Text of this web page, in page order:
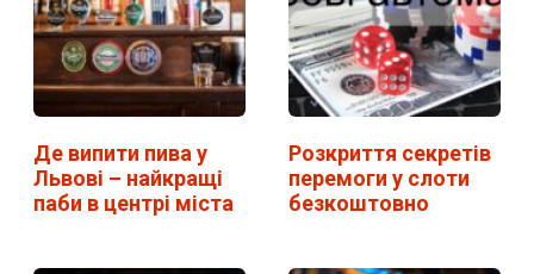
Де випити пива у
Львові – найкращі
паби в центрі міста
Розкриття секретів
перемоги у слоти
безкоштовно